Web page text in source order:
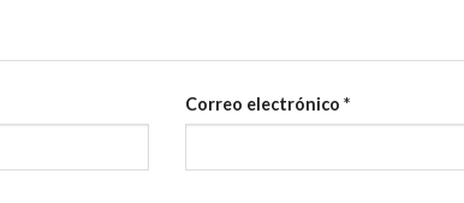
Correo electrónico *